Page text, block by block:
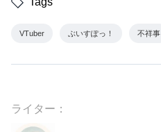
VTuber ぶいすぽっ！ 不祥事
ライター：